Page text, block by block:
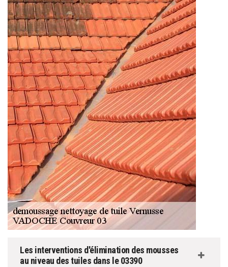
Les interventions d'élimination des mousses
au niveau des tuiles dans le 03390